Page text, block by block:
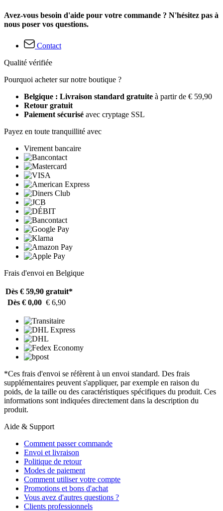
Avez-vous besoin d'aide pour votre commande ? N'hésitez pas à
nous poser vos questions.
Contact
Qualité vérifiée
Pourquoi acheter sur notre boutique ?
Belgique : Livraison standard gratuite à partir de € 59,90
Retour gratuit
Paiement sécurisé avec cryptage SSL
Payez en toute tranquillité avec
Virement bancaire
Frais d'envoi en Belgique
Dès € 59,90 gratuit*
Dès € 0,00 € 6,90
*Ces frais d'envoi se réfèrent à un envoi standard. Des frais
supplémentaires peuvent s'appliquer, par exemple en raison du
poids, de la taille ou des caractéristiques spécifiques du produit. Ces
informations sont indiquées directement dans la description du
produit.
Aide & Support
Comment passer commande
Envoi et livraison
Politique de retour
Modes de paiement
Comment utiliser votre compte
Promotions et bons d'achat
Vous avez d'autres questions ?
Clients professionnels